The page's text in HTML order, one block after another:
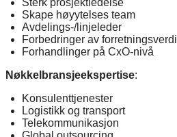
Skape høyytelses team
Avdelings-/linjeleder
Forbedringer av forretningsverdi
Forhandlinger på CxO-nivå
Nøkkelbransjeekspertise:
Konsulenttjenester
Logistikk og transport
Telekommunikasjon